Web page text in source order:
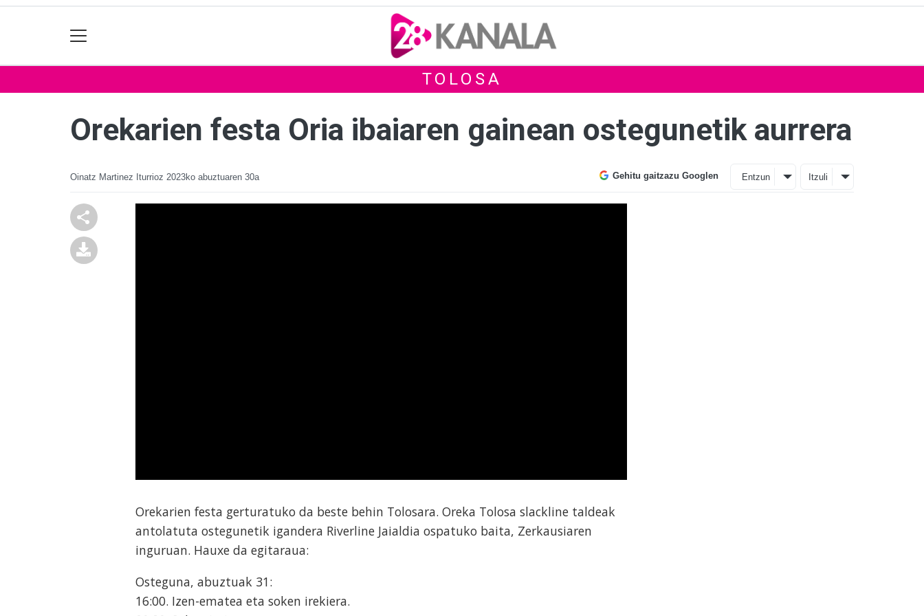
TOLOSA
Orekarien festa Oria ibaiaren gainean ostegunetik aurrera
Oinatz Martinez Iturrioz 2023ko abuztuaren 30a Gehitu gaitzazu Googlen Entzun Itzuli
Orekarien festa gerturatuko da beste behin Tolosara. Oreka Tolosa slackline taldeak
antolatuta ostegunetik igandera Riverline Jaialdia ospatuko baita, Zerkausiaren
inguruan. Hauxe da egitaraua:
Osteguna, abuztuak 31:
16:00. Izen-ematea eta soken irekiera.